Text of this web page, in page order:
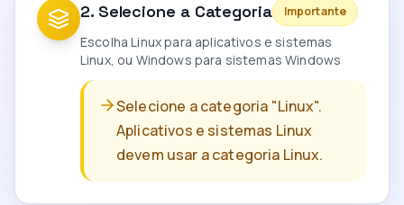
2. Selecione a Categoria Importante
Escolha Linux para aplicativos e sistemas
Linux, ou Windows para sistemas Windows
Selecione a categoria "Linux".
Aplicativos e sistemas Linux
devem usar a categoria Linux.